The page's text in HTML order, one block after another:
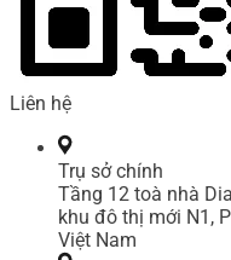
Liên hệ
Trụ sở chính
Tầng 12 toà nhà
khu đô thị mới N1,
Việt Nam